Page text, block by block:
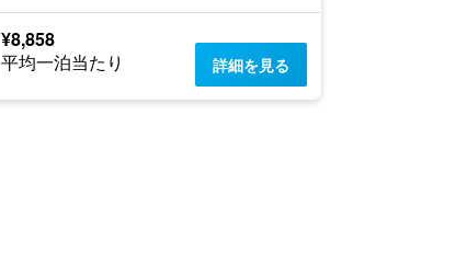
¥8,858
平均一泊当たり 詳細を見る